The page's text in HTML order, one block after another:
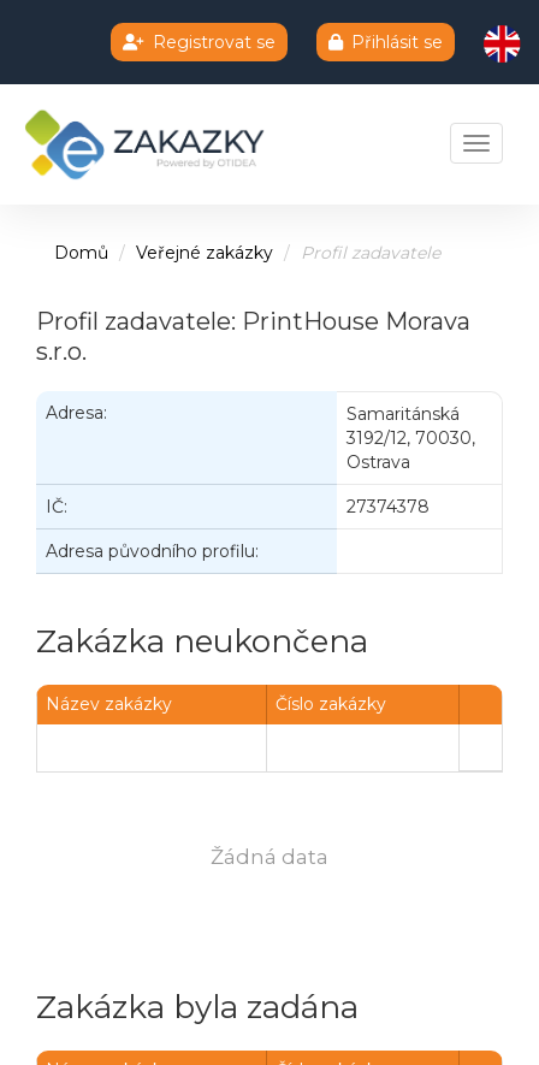
Registrovat se Přihlásit se
Toggle
Domů Veřejné zakázky Profil zadavatele
Profil zadavatele: PrintHouse Morava
s.r.o.
Adresa:
Samaritánská
3192/12, 70030,
Ostrava
IČ: 27374378
Adresa původního profilu:
Zakázka neukončena
Název zakázky Číslo zakázky
Žádná data
Zakázka byla zadána
Chatbot e-zakazky